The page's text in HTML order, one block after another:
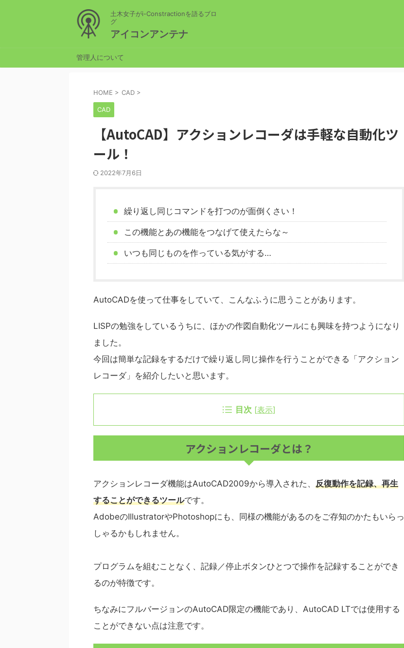
土木女子がi-Constractionを語るブロ
グ
アイコンアンテナ
管理人について
HOME > CAD >
CAD
【AutoCAD】アクションレコーダは手軽な自動化ツ
ール！
2022年7月6日
繰り返し同じコマンドを打つのが面倒くさい！
この機能とあの機能をつなげて使えたらな～
いつも同じものを作っている気がする…
AutoCADを使って仕事をしていて、こんなふうに思うことがあります。
LISPの勉強をしているうちに、ほかの作図自動化ツールにも興味を持つようになり
ました。
今回は簡単な記録をするだけで繰り返し同じ操作を行うことができる「アクション
レコーダ」を紹介したいと思います。
目次 [表示]
アクションレコーダとは？
アクションレコーダ機能はAutoCAD2009から導入された、 反復動作を記録、再生
することができるツールです。
AdobeのIllustratorやPhotoshopにも、同様の機能があるのをご存知のかたもいらっ
しゃるかもしれません。
プログラムを組むことなく、記録／停止ボタンひとつで操作を記録することができ
るのが特徴です。
ちなみにフルバージョンのAutoCAD限定の機能であり、AutoCAD LTでは使用する
ことができない点は注意です。